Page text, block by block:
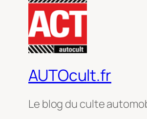
AUTOcult.fr
Le blog du culte